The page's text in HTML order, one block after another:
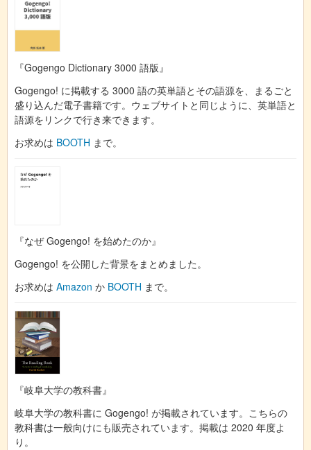
『Gogengo Dictionary 3000 語版』
Gogengo! に掲載する 3000 語の英単語とその語源を、まるごと
盛り込んだ電子書籍です。ウェブサイトと同じように、英単語と
語源をリンクで行き来できます。
お求めは BOOTH まで。
『なぜ Gogengo! を始めたのか』
Gogengo! を公開した背景をまとめました。
お求めは Amazon か BOOTH まで。
『岐阜大学の教科書』
岐阜大学の教科書に Gogengo! が掲載されています。こちらの
教科書は一般向けにも販売されています。掲載は 2020 年度よ
り。